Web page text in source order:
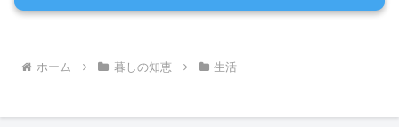
ホーム 暮しの知恵 生活